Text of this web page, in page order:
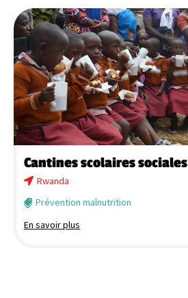
Cantines scolaires sociales
Rwanda
Prévention malnutrition
En savoir plus